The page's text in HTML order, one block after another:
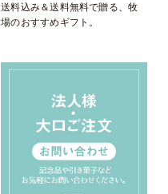
送料込み＆送料無料で贈る、牧
場のおすすめギフト。